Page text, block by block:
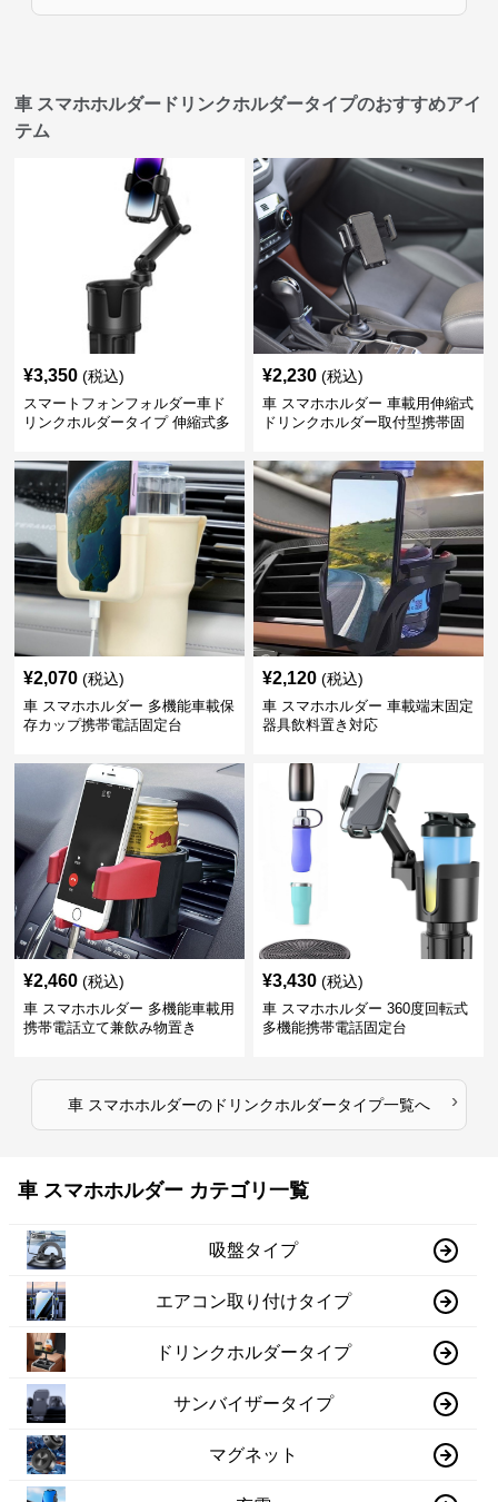
車 スマホホルダードリンクホルダータイプのおすすめアイ
テム
¥3,350 (税込)
スマートフォンフォルダー車ド
リンクホルダータイプ 伸縮式多
¥2,230 (税込)
車 スマホホルダー 車載用伸縮式
ドリンクホルダー取付型携帯固
¥2,070 (税込)
車 スマホホルダー 多機能車載保
存カップ携帯電話固定台
¥2,120 (税込)
車 スマホホルダー 車載端末固定
器具飲料置き対応
¥2,460 (税込)
車 スマホホルダー 多機能車載用
携帯電話立て兼飲み物置き
¥3,430 (税込)
車 スマホホルダー 360度回転式
多機能携帯電話固定台
車 スマホホルダーのドリンクホルダータイプ一覧へ ›
車 スマホホルダー カテゴリ一覧
吸盤タイプ
エアコン取り付けタイプ
ドリンクホルダータイプ
サンバイザータイプ
マグネット